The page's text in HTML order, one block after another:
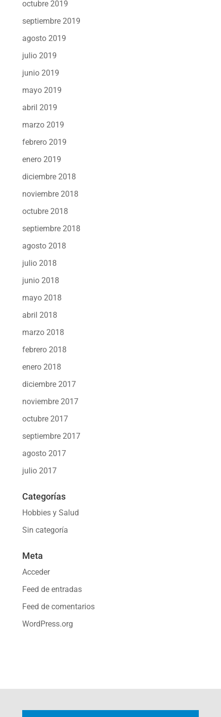
octubre 2019
septiembre 2019
agosto 2019
julio 2019
junio 2019
mayo 2019
abril 2019
marzo 2019
febrero 2019
enero 2019
diciembre 2018
noviembre 2018
octubre 2018
septiembre 2018
agosto 2018
julio 2018
junio 2018
mayo 2018
abril 2018
marzo 2018
febrero 2018
enero 2018
diciembre 2017
noviembre 2017
octubre 2017
septiembre 2017
agosto 2017
julio 2017
Categorías
Hobbies y Salud
Sin categoría
Meta
Acceder
Feed de entradas
Feed de comentarios
WordPress.org